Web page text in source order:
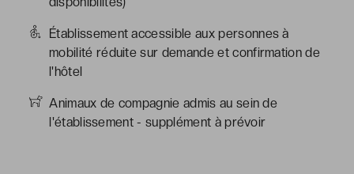
Établissement accessible aux personnes à
mobilité réduite sur demande et confirmation de
l'hôtel
Animaux de compagnie admis au sein de
l'établissement - supplément à prévoir